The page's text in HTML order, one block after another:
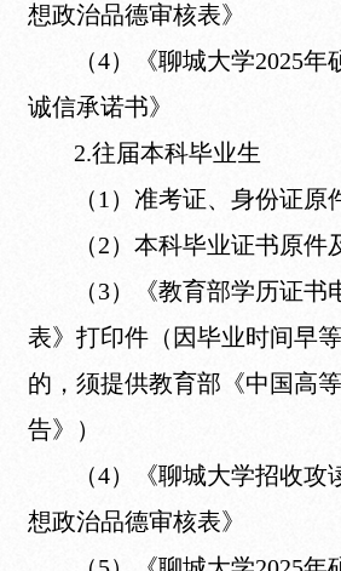
想政治品德审核表》
（4）《聊城大学2025
诚信承诺书》
2.往届本科毕业生
（1）准考证、身份证原
（2）本科毕业证书原件
（3）《教育部学历证书
表》打印件（因毕业时间早
的，须提供教育部《中国高
告》）
（4）《聊城大学招收攻
想政治品德审核表》